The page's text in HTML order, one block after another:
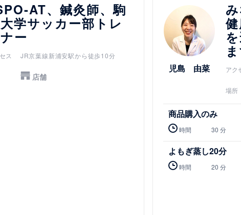
AT、鍼灸師、駒
学サッカー部トレ
ー
ス JR京葉線新浦安駅から徒歩10分
店舗
児島 由菜
ま
アク
場所
商品購入のみ
時間 30 分
よもぎ蒸し20分
時間 20 分